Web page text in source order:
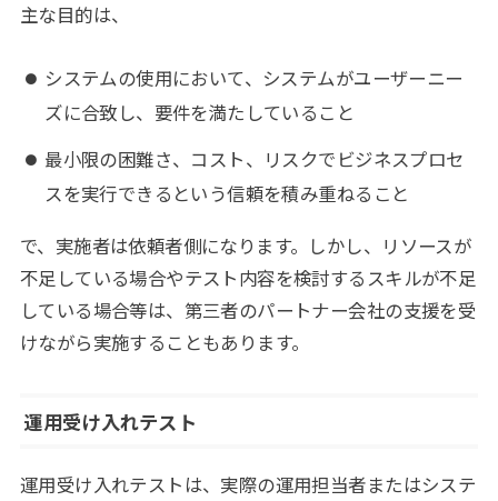
主な目的は、
システムの使用において、システムがユーザーニー
ズに合致し、要件を満たしていること
最小限の困難さ、コスト、リスクでビジネスプロセ
スを実行できるという信頼を積み重ねること
で、実施者は依頼者側になります。しかし、リソースが
不足している場合やテスト内容を検討するスキルが不足
している場合等は、第三者のパートナー会社の支援を受
けながら実施することもあります。
運用受け入れテスト
運用受け入れテストは、実際の運用担当者またはシステ